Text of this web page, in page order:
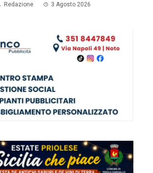
Redazione 3 Agosto 2026